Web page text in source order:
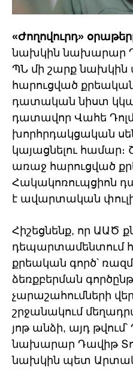
«Ժողովուրդ»
նախկին նախարար
ՊՆ մի շարք նախկին
հարուցված
դատական նիստ
դատավոր Վահե
խորհրդակցական
կայացնելու համար։
առաջ հարուցված
Հակակոռուպցիոն
է ավարտական
Հիշեցնենք, որ ԱԱԾ
դեպարտամենտում
քրեական գործ՝
ձեռքբերման
չարաշահումների
շրջանակում
յոթ անձի, այդ
նախարար Դավիթ
նախկին պետ